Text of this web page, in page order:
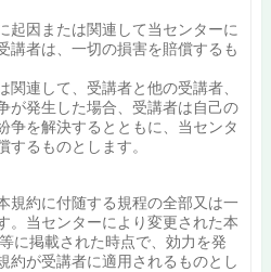
起因または関連して当センターに
講者は、一切の損害を賠償するも
関連して、受講者と他の受講者、
が発生した場合、受講者は自己の
争を解決するとともに、当センタ
するものとします。
規約に付随する規程の全部又は一
。当センターにより変更された本
に掲載された時点で、効力を発
約が受講者に適用されるものとし